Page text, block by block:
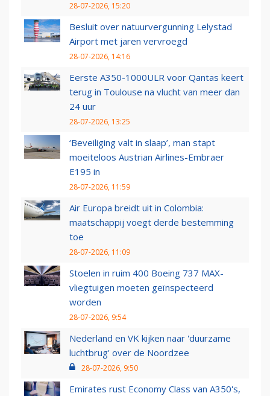
28-07-2026, 15:20
Besluit over natuurvergunning Lelystad
Airport met jaren vervroegd
28-07-2026, 14:16
Eerste A350-1000ULR voor Qantas keert
terug in Toulouse na vlucht van meer dan
24 uur
28-07-2026, 13:25
‘Beveiliging valt in slaap’, man stapt
moeiteloos Austrian Airlines-Embraer
E195 in
28-07-2026, 11:59
Air Europa breidt uit in Colombia:
maatschappij voegt derde bestemming
toe
28-07-2026, 11:09
Stoelen in ruim 400 Boeing 737 MAX-
vliegtuigen moeten geïnspecteerd
worden
28-07-2026, 9:54
Nederland en VK kijken naar 'duurzame
luchtbrug' over de Noordzee
28-07-2026, 9:50
Emirates rust Economy Class van A350's,